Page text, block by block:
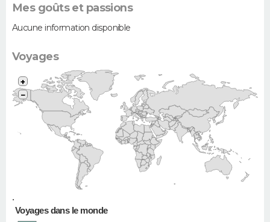
Mes goûts et passions
Aucune information disponible
Voyages
•
+
−
Voyages dans le monde